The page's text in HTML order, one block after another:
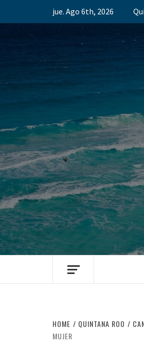
jue. Ago 6th, 2026
HOME QUINTANA ROO
MUJER